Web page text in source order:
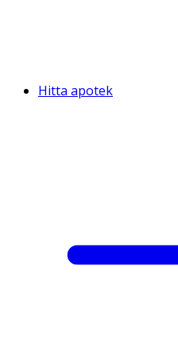
Hitta apotek